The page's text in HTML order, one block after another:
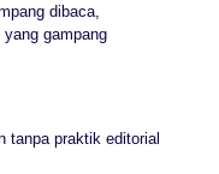
dibaca,
gampang
tanpa praktik editorial